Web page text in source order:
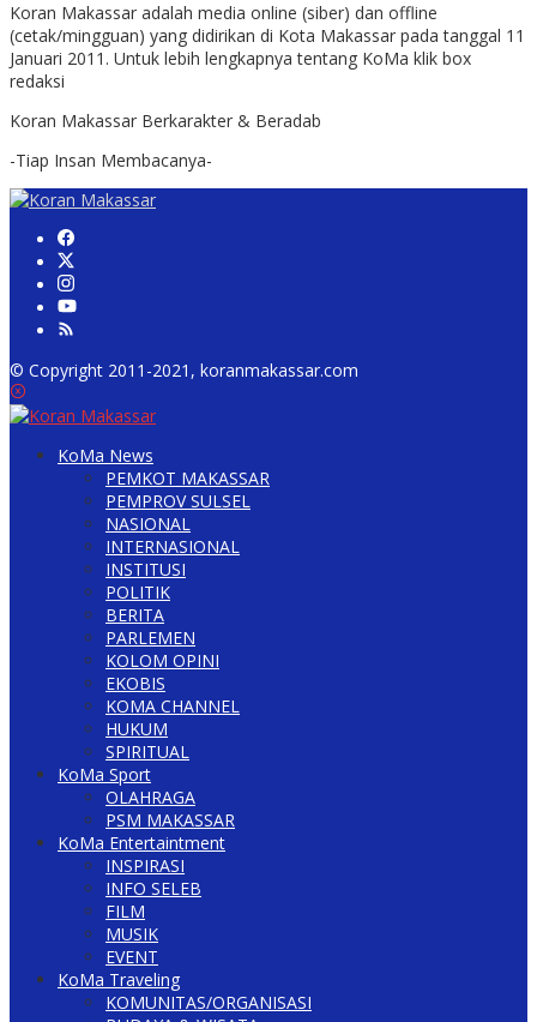
Koran Makassar adalah media online (siber) dan offline
(cetak/mingguan) yang didirikan di Kota Makassar pada tanggal 11
Januari 2011. Untuk lebih lengkapnya tentang KoMa klik box
redaksi
Koran Makassar Berkarakter & Beradab
-Tiap Insan Membacanya-
© Copyright 2011-2021, koranmakassar.com
KoMa News
PEMKOT MAKASSAR
PEMPROV SULSEL
NASIONAL
INTERNASIONAL
INSTITUSI
POLITIK
BERITA
PARLEMEN
KOLOM OPINI
EKOBIS
KOMA CHANNEL
HUKUM
SPIRITUAL
KoMa Sport
OLAHRAGA
PSM MAKASSAR
KoMa Entertaintment
INSPIRASI
INFO SELEB
FILM
MUSIK
EVENT
KoMa Traveling
KOMUNITAS/ORGANISASI